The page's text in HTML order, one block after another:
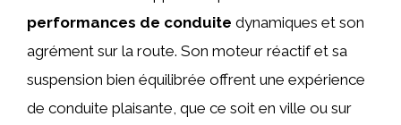
performances de conduite dynamiques et son
agrément sur la route. Son moteur réactif et sa
suspension bien équilibrée offrent une expérience
de conduite plaisante, que ce soit en ville ou sur